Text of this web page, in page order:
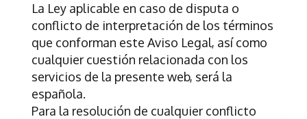
La Ley aplicable en caso de disputa o
conflicto de interpretación de los términos
que conforman este Aviso Legal, así como
cualquier cuestión relacionada con los
servicios de la presente web, será la
española.
Para la resolución de cualquier conflicto